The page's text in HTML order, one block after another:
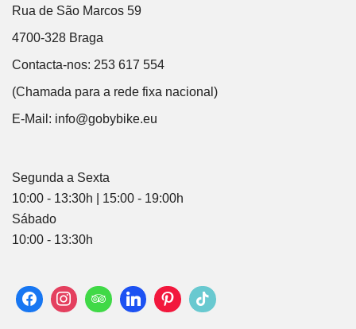
Rua de São Marcos 59
4700-328 Braga
Contacta-nos: 253 617 554
(Chamada para a rede fixa nacional)
E-Mail: info@gobybike.eu
Segunda a Sexta
10:00 - 13:30h | 15:00 - 19:00h
Sábado
10:00 - 13:30h